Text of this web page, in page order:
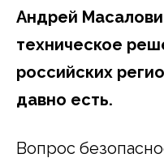
Андрей
техническое
российских
давно есть.
Вопрос